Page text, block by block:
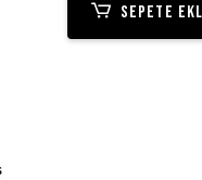
SEPETE